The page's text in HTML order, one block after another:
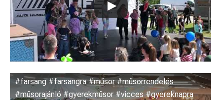
#farsang #farsangra #műsor #műsorrendelés
#műsorajánló #gyerekműsor #vicces #gyereknapra